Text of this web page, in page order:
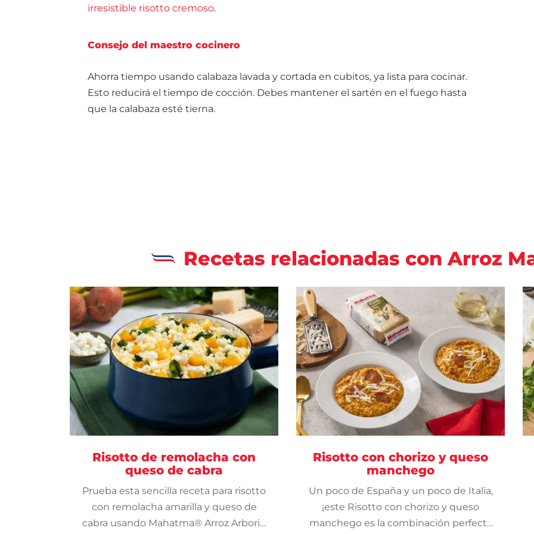
irresistible risotto cremoso.
Consejo del maestro cocinero
Ahorra tiempo usando calabaza lavada y cortada en cubitos, ya lista para cocinar.
Esto reducirá el tiempo de cocción. Debes mantener el sartén en el fuego hasta
que la calabaza esté tierna.
Recetas relacionadas con Arroz
Risotto de remolacha con
queso de cabra
Prueba esta sencilla receta para risotto
con remolacha amarilla y queso de
cabra usando Mahatma® Arroz Arborio
Risotto con chorizo y queso
manchego
Un poco de España y un poco de Italia,
¡este Risotto con chorizo y queso
manchego es la combinación perfecta